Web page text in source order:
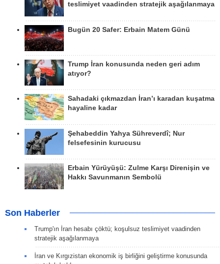
teslimiyet vaadinden stratejik aşağılanmaya
Bugün 20 Safer: Erbain Matem Günü
Trump İran konusunda neden geri adım
atıyor?
Sahadaki çıkmazdan İran’ı karadan kuşatma
hayaline kadar
Şehabeddin Yahya Sühreverdî; Nur
felsefesinin kurucusu
Erbain Yürüyüşü: Zulme Karşı Direnişin ve
Hakkı Savunmanın Sembolü
Son Haberler
Trump'ın İran hesabı çöktü; koşulsuz teslimiyet vaadinden
stratejik aşağılanmaya
İran ve Kırgızistan ekonomik iş birliğini geliştirme konusunda